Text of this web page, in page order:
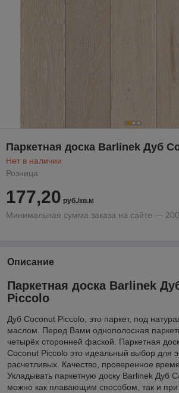
Паркетная доска Barlinek Дуб
Нет в наличии
Розница
177,20 руб./кв.м
Минимальная сумма заказа на сайте — 200
Описание
Паркетная доска Barlinek
Piccolo
Дуб Coconut Piccolo, это паркет, под
маслом. Перед Вами однополосная
четырёх сторонней фаской. Паркетная
Coconut Piccolo это идеальный выбор для
расчетливых. Качество, проверенное
Укладывать паркетную доску Barlinek Дуб
можно как плавающим способом, так и